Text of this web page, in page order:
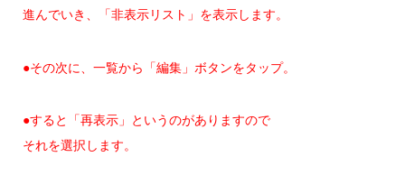
進んでいき、「非表示リスト」を表示します。
●その次に、一覧から「編集」ボタンをタップ。
●すると「再表示」というのがありますので
それを選択します。